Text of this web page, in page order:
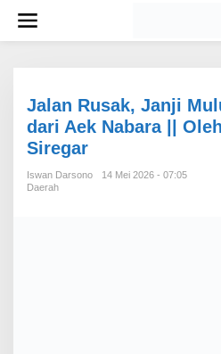
w
Jalan Rusak, Janji
dari Aek Nabara ||
Siregar
Iswan Darsono
14 Mei 2026 - 07:05
Daerah